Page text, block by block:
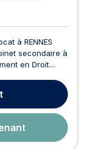
à RENNES
secondaire à
en Droit
devant la